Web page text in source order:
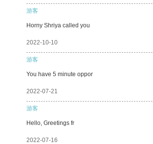
游客
Horny Shriya called you
2022-10-10
游客
You have 5 minute oppor
2022-07-21
游客
Hello, Greetings fr
2022-07-16